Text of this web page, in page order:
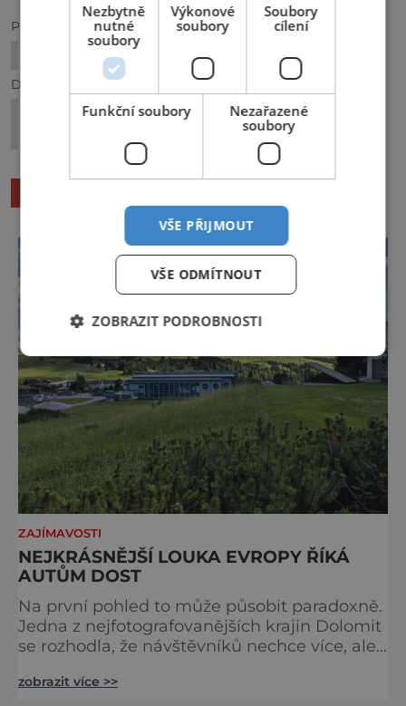
Předchozí článek
VETERÁNI NA ZÁMKU
Další článek
Zámek Ploskovice: Jak hraběnka zametala
ZAJÍMAVOSTI
NEJKRÁSNĚJŠÍ LOUKA EVROPY ŘÍKÁ
AUTŮM DOST
Na první pohled to může působit paradoxně.
Jedna z nejfotografovanějších krajin Dolomit
se rozhodla, že návštěvníků nechce více, ale
louka v Evropě, zavádí od léta 2026 nová
zobrazit více >>
Nezbytně
nutné
soubory
Výkonové
soubory
Soubory
cílení
Funkční soubory
Nezařazené
soubory
VŠE PŘIJMOUT
VŠE ODMÍTNOUT
ZOBRAZIT PODROBNOSTI